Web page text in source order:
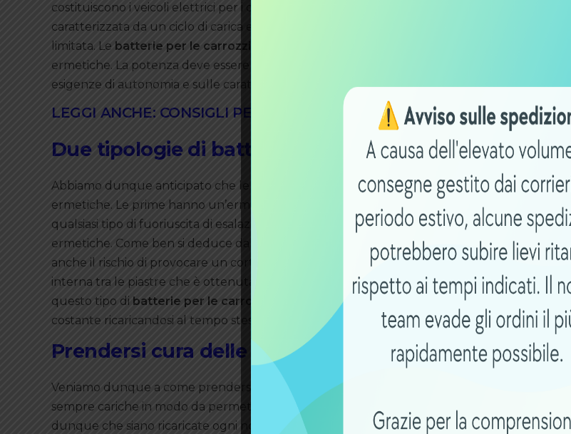
costituiscono i veicoli elettrici per i diversamente abili. Inoltre la
caratterizzata da un ciclo di carica e scarica molto lento e prolungato affinché l’autonomia
limitata. Le batterie per le carrozzine elettriche
ermetiche. La potenza deve essere calcolata sulla base del peso del fruitore del mezzo,
esigenze di autonomia e sulle caratteristiche dei percorsi da affrontare.
LEGGI ANCHE: CONSIGLI PER BATTERIA PER MONOPATTINO
Due tipologie di batterie per le carrozzine per i
Abbiamo dunque anticipato che le migliori batterie per le carrozzine per i disabili sono
ermetiche. Le prime hanno un’ermeticità garantita dall’elettrolita in forma gelatinosa.
qualsiasi tipo di fuoriuscita di esalazioni acide. Abbiamo poi lebatterie per le carrozzine per
ermetiche. Come ben si deduce dal nome, la possibilità di fuoriuscita è ridotta al minimo.
anche il rischio di provocare un cortocircuito interno dato che sono progettate con una
interna tra le piastre che è ottenuta attraverso l’applicazione delle fibre di vetro. Non
questo tipo di batterie per le carrozzine per i disabili
ha una bassa autoscarica e mantiene
costante ricaricandosi al tempo stesso molto velocemente.
Prendersi cura delle batterie per carrozzine elettriche
Veniamo dunque a come prendersi cura delle batterie per le carrozzine elettriche
sempre cariche in modo da permettere alla persona che le utilizza di potersi muovere
dunque che siano ricaricate ogni notte indipendentemente da quando sono state usate. Si